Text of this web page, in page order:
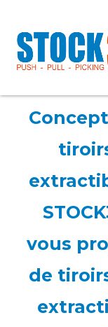
vous
de